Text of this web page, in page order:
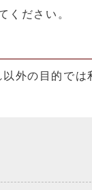
ださい。
外の目的では